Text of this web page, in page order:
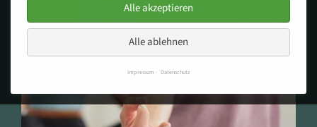
Alle akzeptieren
Alle ablehnen
Impressum Datenschutz